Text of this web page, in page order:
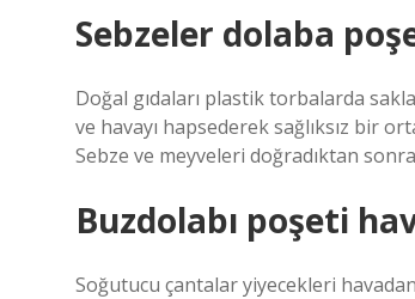
Sebzeler dolaba
Doğal gıdaları plastik torbalarda
ve havayı hapsederek sağlıksız bir
Sebze ve meyveleri doğradıktan sonra
Buzdolabı poşeti
Soğutucu çantalar yiyecekleri